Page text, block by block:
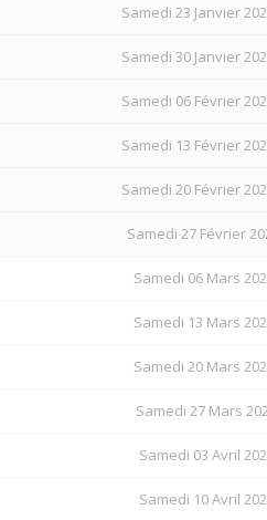
Samedi 23 Janvier
Samedi 30 Janvier
Samedi 06 Février
Samedi 13 Février
Samedi 20 Février
Samedi 27 Février
Samedi 06 Mars
Samedi 13 Mars
Samedi 20 Mars
Samedi 27 Mars
Samedi 03 Avril
Samedi 10 Avril